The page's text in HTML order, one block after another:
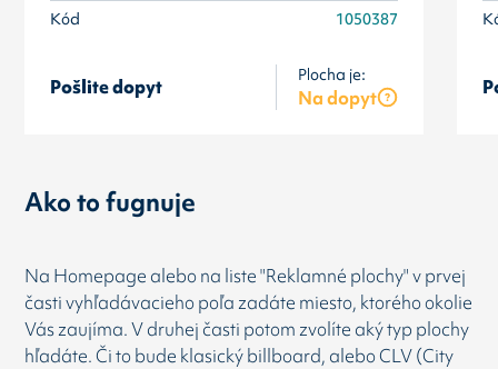
Kód 1050387
Pošlite dopyt
Plocha je:
Na dopyt
Ako to fugnuje
Na Homepage alebo na liste "Reklamné plochy" v prvej
časti vyhľadávacieho poľa zadáte miesto, ktorého okolie
Vás zaujíma. V druhej časti potom zvolíte aký typ plochy
hľadáte. Či to bude klasický billboard, alebo CLV (City